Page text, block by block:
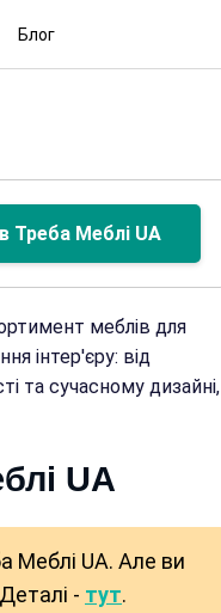
Блог
Треба Меблі UA
меблів для
інтер'єру: від
та сучасному дизайні,
UA
Меблі UA. Але ви
- тут.